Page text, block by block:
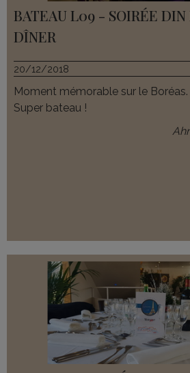
BATEAU L09 - SOIRÉE
DÎNER
20/12/2018
Moment mémorable sur le Boréas.
Super bateau !